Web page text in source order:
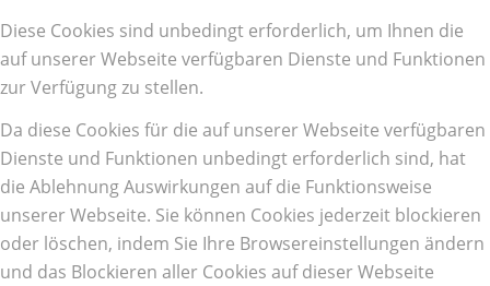
Diese Cookies sind unbedingt erforderlich, um Ihnen die
auf unserer Webseite verfügbaren Dienste und Funktionen
zur Verfügung zu stellen.
Da diese Cookies für die auf unserer Webseite verfügbaren
Dienste und Funktionen unbedingt erforderlich sind, hat
die Ablehnung Auswirkungen auf die Funktionsweise
unserer Webseite. Sie können Cookies jederzeit blockieren
oder löschen, indem Sie Ihre Browsereinstellungen ändern
und das Blockieren aller Cookies auf dieser Webseite